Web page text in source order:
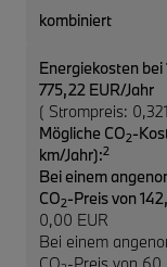
kombiniert
Energiekosten
775,22 EUR/Jahr
( Strompreis:
Mögliche CO2-
km/Jahr):2
Bei einem
CO2-Preis von
0,00 EUR
Bei einem